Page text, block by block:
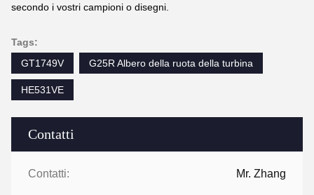
Contatti
Contatti: Mr. Zhang
secondo i vostri campioni o disegni.
Tags:
GT1749V
G25R Albero della ruota della turbina
HE531VE